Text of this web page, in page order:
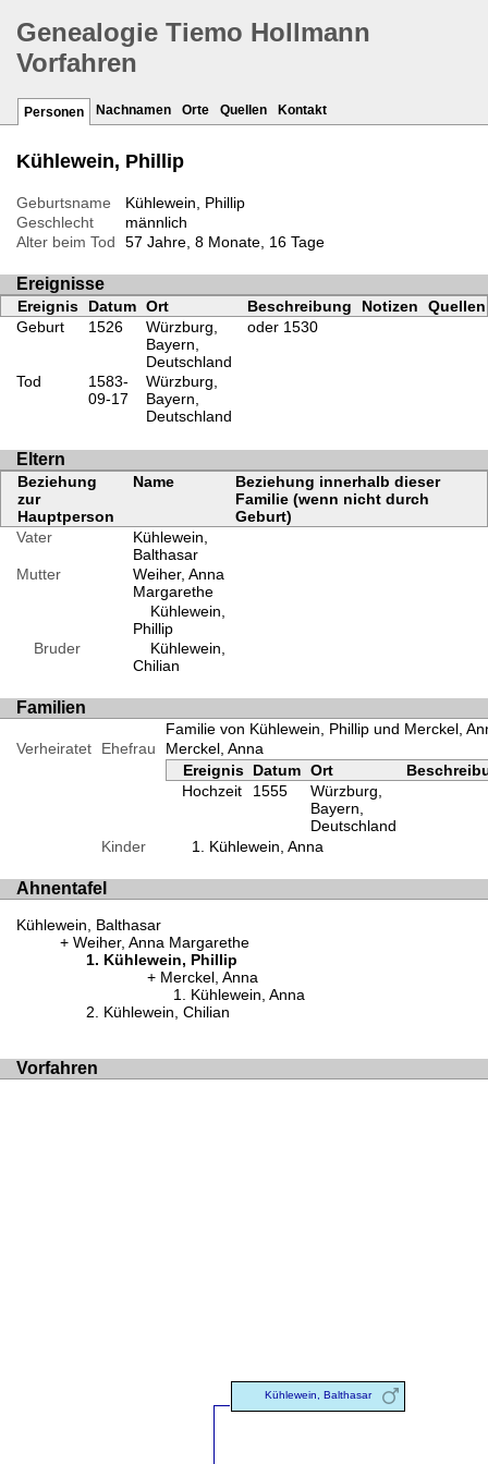
Genealogie Tiemo Hollmann
Vorfahren
Personen Nachnamen Orte Quellen Kontakt
Kühlewein, Phillip
Geburtsname
Kühlewein, Phillip
Geschlecht
männlich
Alter beim Tod
57 Jahre, 8 Monate, 16 Tage
Ereignisse
Ereignis Datum Ort Beschreibung Notizen
Quellen
Geburt
1526
Würzburg,
Bayern,
Deutschland
oder 1530
Tod
1583-
09-17
Würzburg,
Bayern,
Deutschland
Eltern
Beziehung
zur
Hauptperson
Name
Beziehung innerhalb dieser
Familie (wenn nicht durch
Geburt)
Vater
Kühlewein,
Balthasar
Mutter
Weiher, Anna
Margarethe
Kühlewein,
Phillip
Bruder
Kühlewein,
Chilian
Familien
Familie von Kühlewein, Phillip und Merckel,
Verheiratet
Ehefrau
Merckel, Anna
Ereignis Datum Ort
Hochzeit
1555
Würzburg,
Bayern,
Deutschland
Kinder
Kühlewein, Anna
Ahnentafel
Kühlewein, Balthasar
Weiher, Anna Margarethe
Kühlewein, Phillip
Merckel, Anna
Kühlewein, Anna
Kühlewein, Chilian
Vorfahren
Kühlewein, Balthasar